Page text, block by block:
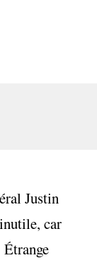
Justin
car
Étrange